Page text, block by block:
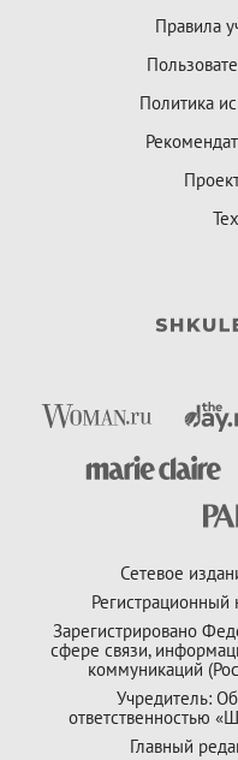
Правила
Политика
Сетевое
Зарегистрировано
сфере связи,
коммуникаций
Учредитель:
ответственностью
Главный